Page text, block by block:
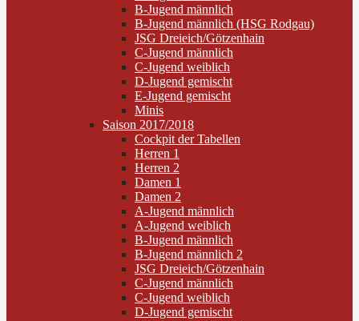
B-Jugend männlich
B-Jugend männlich (HSG Rodgau)
JSG Dreieich/Götzenhain
C-Jugend männlich
C-Jugend weiblich
D-Jugend gemischt
E-Jugend gemischt
Minis
Saison 2017/2018
Cockpit der Tabellen
Herren 1
Herren 2
Damen 1
Damen 2
A-Jugend männlich
A-Jugend weiblich
B-Jugend männlich
B-Jugend männlich 2
JSG Dreieich/Götzenhain
C-Jugend männlich
C-Jugend weiblich
D-Jugend gemischt